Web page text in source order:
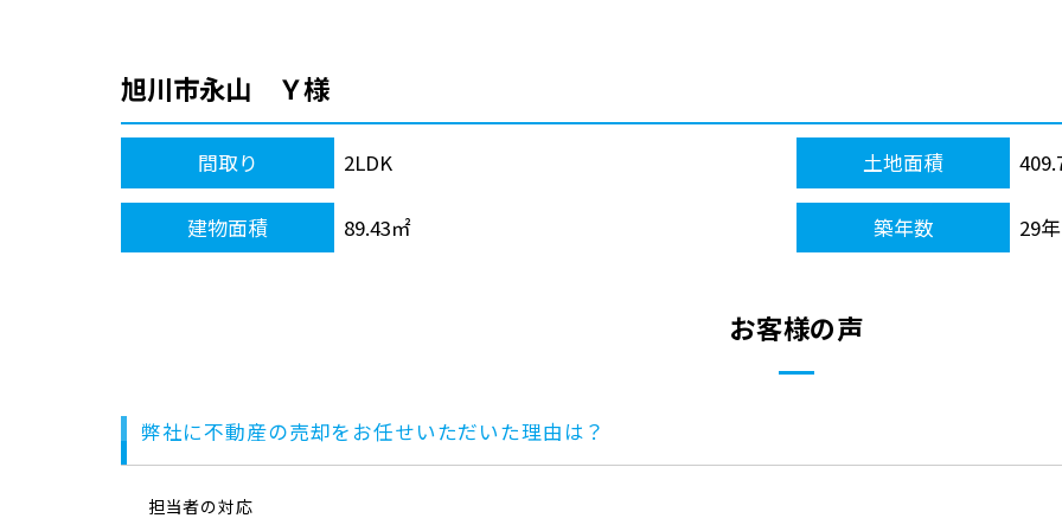
旭川市永山 Ｙ様
間取り 2LDK 土地面積
建物面積 89.43㎡ 築年数 29年
お客様の声
弊社に不動産の売却をお任せいただいた理由は？
担当者の対応